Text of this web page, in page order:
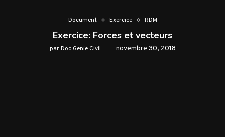
Document Exercice RDM
Exercice: Forces et vecteurs
parDoc Genie Civil novembre 30, 2018